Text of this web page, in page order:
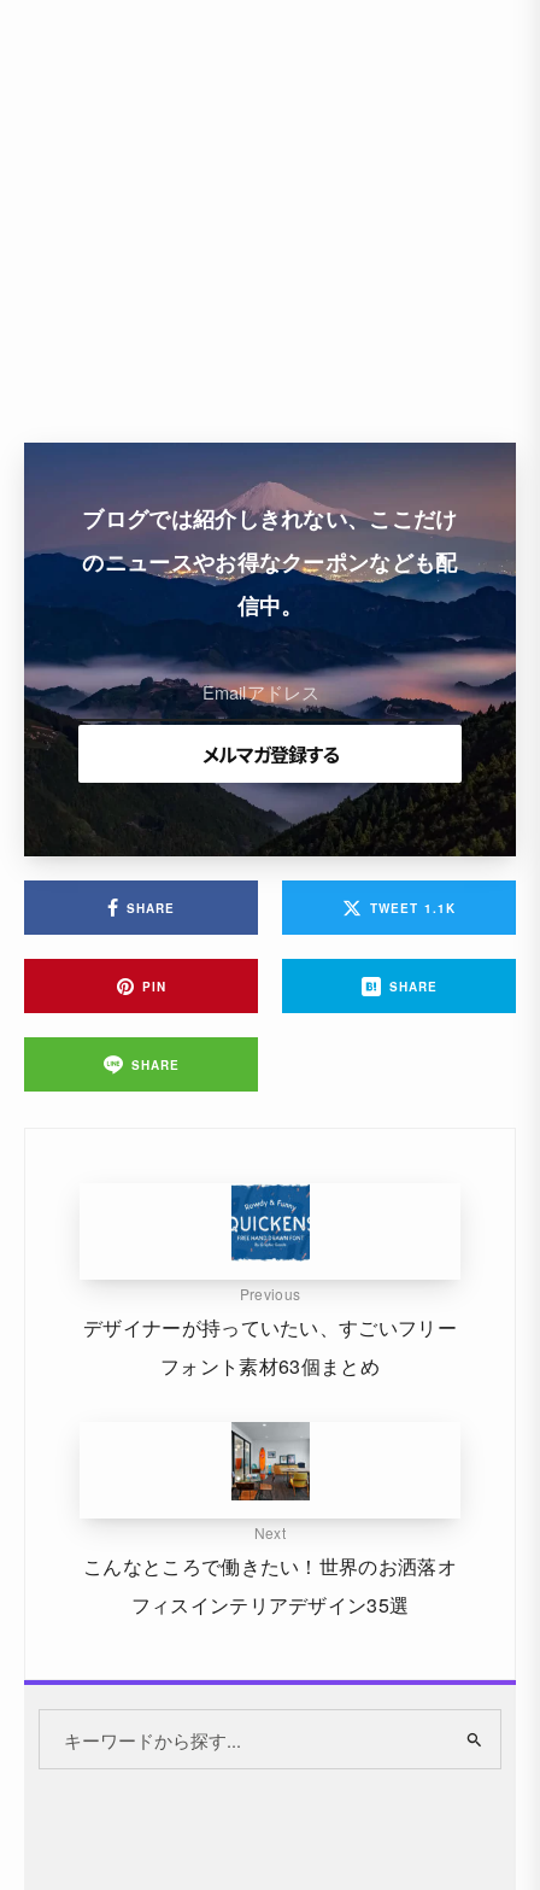
ブログでは紹介しきれない、ここだけ
のニュースやお得なクーポンなども配
信中。
SHARE TWEET 1.1K
PIN SHARE
SHARE
Previous
デザイナーが持っていたい、すごいフリー
フォント素材63個まとめ
Next
こんなところで働きたい！世界のお洒落オ
フィスインテリアデザイン35選